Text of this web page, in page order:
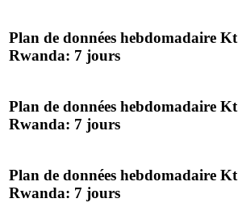
Plan de données hebdomadaire Kt
Rwanda: 7 jours
Plan de données hebdomadaire Kt
Rwanda: 7 jours
Plan de données hebdomadaire Kt
Rwanda: 7 jours